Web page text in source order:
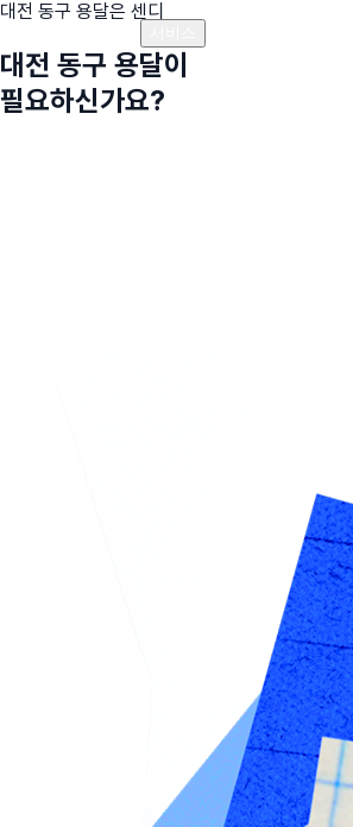
대전 동구 용달은 센디
대전 동구 용달이
필요하신가요?